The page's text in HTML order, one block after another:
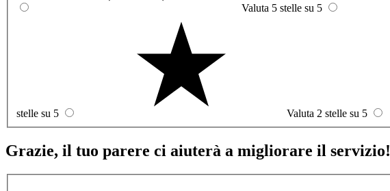
Valuta 5 stelle su 5
stelle su 5 Valuta 2 stelle su 5
Grazie, il tuo parere ci aiuterà a migliorare il servizio!